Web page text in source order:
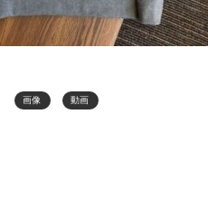
画像 動画